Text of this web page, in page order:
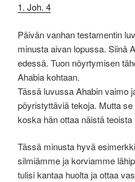
1. Joh. 4
Päivän vanhan testamentin
minusta aivan lopussa. Siinä
edessä. Tuon nöyrtymisen
Ahabia kohtaan.
Tässä luvussa Ahabin vaimo
pöyristyttäviä tekoja. Mutta
koska hän ottaa näistä teoista
Tässä minusta hyvä
silmiämme ja korviamme
tulisi kantaa huolta ja ottaa